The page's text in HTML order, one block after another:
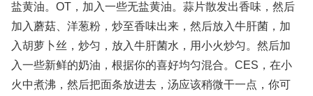
盐黄油。OT，加入一些无盐黄油。蒜片散发出香味，然后
加入蘑菇、洋葱粉，炒至香味出来，然后放入牛肝菌，加
入胡萝卜丝，炒匀，放入牛肝菌水，用小火炒匀。然后加
入一些新鲜的奶油，根据你的喜好均匀混合。CES，在小
火中煮沸，然后把面条放进去，汤应该稍微干一点，你可